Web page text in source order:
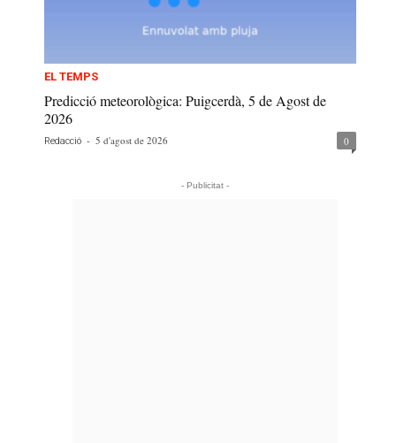
EL TEMPS
Predicció meteorològica: Puigcerdà, 5 de Agost de
2026
Redacció - 5 d'agost de 2026 0
- Publicitat -